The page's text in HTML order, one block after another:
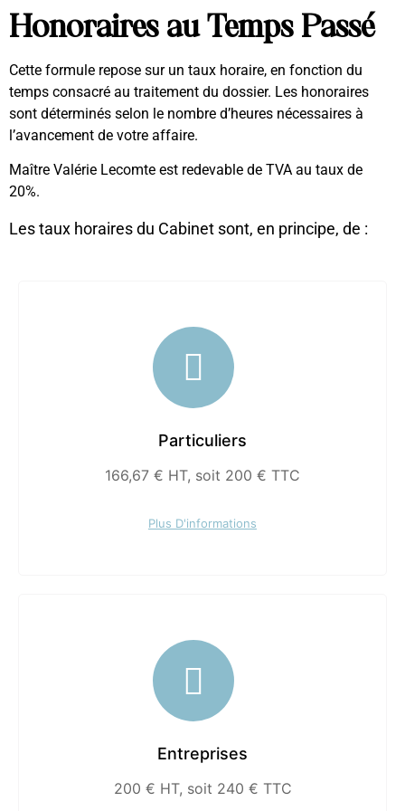
Honoraires au Temps Passé
Cette formule repose sur un taux horaire, en fonction du
temps consacré au traitement du dossier. Les honoraires
sont déterminés selon le nombre d’heures nécessaires à
l’avancement de votre affaire.
Maître Valérie Lecomte est redevable de TVA au taux de
20%.
Les taux horaires du Cabinet sont, en principe, de :
Particuliers
166,67 € HT, soit 200 € TTC
Plus D'informations
Entreprises
200 € HT, soit 240 € TTC